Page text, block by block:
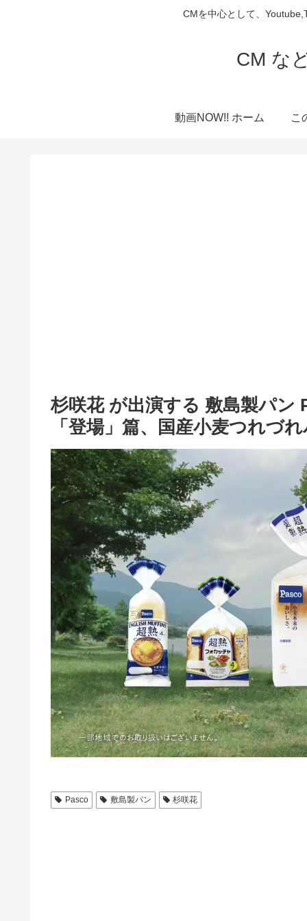
CMを中心として、
CM な
動画NOW!! ホーム こ
杉咲花 が出演する 敷島製パン
「登場」篇、国産小麦つれづ
Pasco 敷島製パン 杉咲花